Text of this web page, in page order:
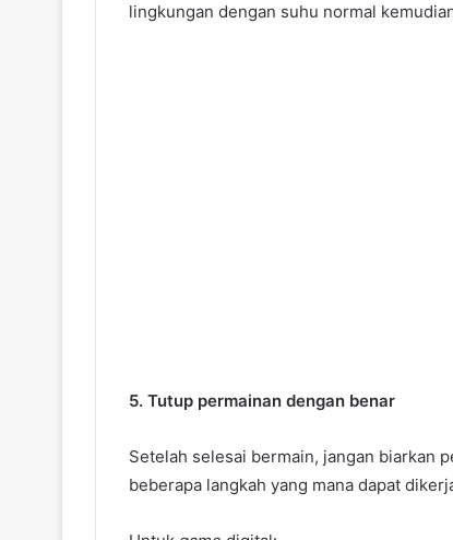
lingkungan dengan suhu normal
5. Tutup permainan dengan benar
Setelah selesai bermain, jangan biarkan
beberapa langkah yang mana dapat